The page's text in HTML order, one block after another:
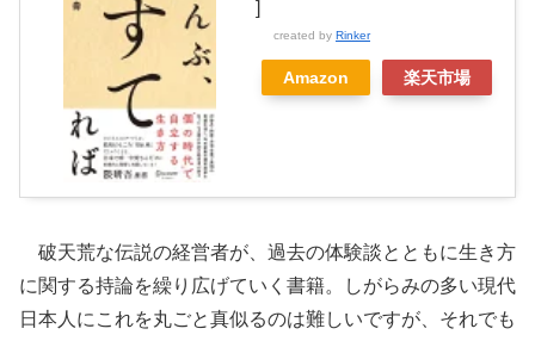
]
created by Rinker
Amazon 楽天市場
破天荒な伝説の経営者が、過去の体験談とともに生き方
に関する持論を繰り広げていく書籍。しがらみの多い現代
日本人にこれを丸ごと真似るのは難しいですが、それでも